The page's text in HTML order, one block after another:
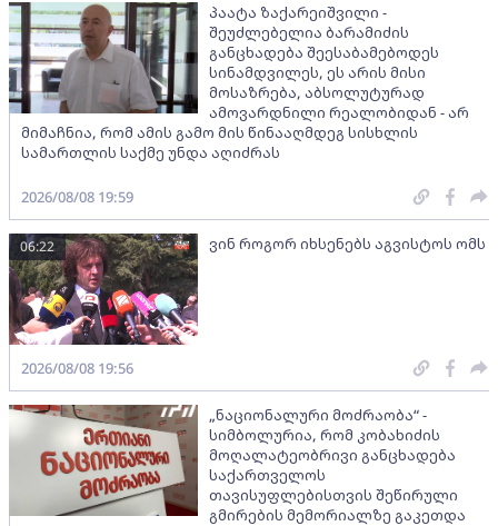
პაატა ზაქარეიშვილი -
შეუძლებელია ბარამიძის
განცხადება შეესაბამებოდეს
სინამდვილეს, ეს არის მისი
მოსაზრება, აბსოლუტურად
ამოვარდნილი რეალობიდან - არ
მიმაჩნია, რომ ამის გამო მის წინააღმდეგ სისხლის
სამართლის საქმე უნდა აღიძრას
2026/08/08 19:59
ვინ როგორ იხსენებს აგვისტოს ომს
06:22
2026/08/08 19:56
„ნაციონალური მოძრაობა“ -
სიმბოლურია, რომ კობახიძის
მოღალატეობრივი განცხადება
საქართველოს
თავისუფლებისთვის შეწირული
გმირების მემორიალზე გაკეთდა